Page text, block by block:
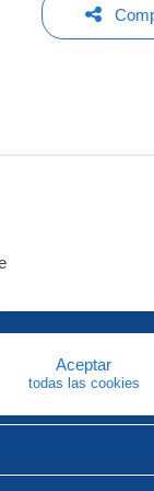
Aceptar
todas las cookies